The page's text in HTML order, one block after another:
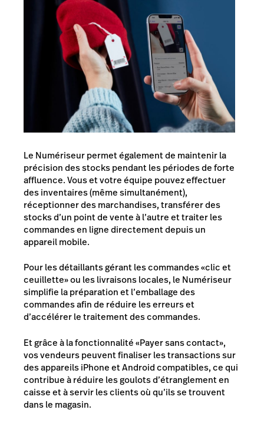
Le Numériseur permet également de maintenir la
précision des stocks pendant les périodes de forte
affluence. Vous et votre équipe pouvez effectuer
des inventaires (même simultanément),
réceptionner des marchandises, transférer des
stocks d’un point de vente à l’autre et traiter les
commandes en ligne directement depuis un
appareil mobile.
Pour les détaillants gérant les commandes «clic et
ceuillette» ou les livraisons locales, le Numériseur
simplifie la préparation et l’emballage des
commandes afin de réduire les erreurs et
d’accélérer le traitement des commandes.
Et grâce à la fonctionnalité «Payer sans contact»,
vos vendeurs peuvent finaliser les transactions sur
des appareils iPhone et Android compatibles, ce qui
contribue à réduire les goulots d’étranglement en
caisse et à servir les clients où qu’ils se trouvent
dans le magasin.